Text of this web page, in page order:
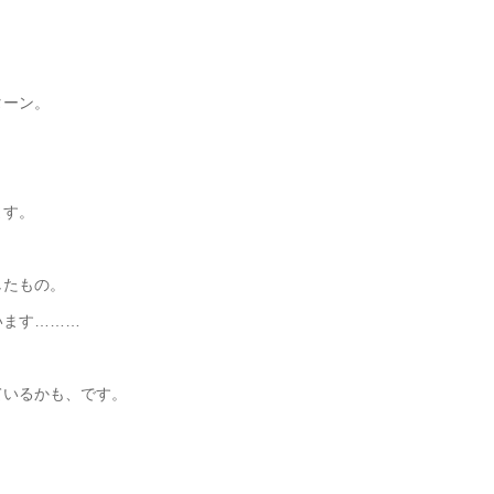
ン。
。
もの。
ます………
るかも、です。